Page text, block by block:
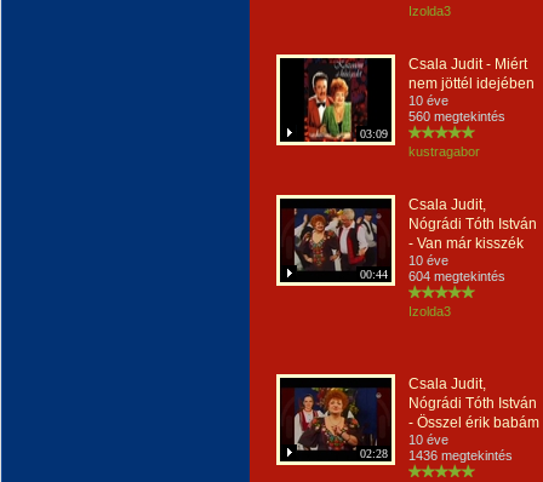
Izolda3
03:09
Csala Judit - Miért
nem jöttél idejében
10 éve
560 megtekintés
kustragabor
00:44
Csala Judit,
Nógrádi Tóth István
- Van már kisszék
10 éve
604 megtekintés
Izolda3
02:28
Csala Judit,
Nógrádi Tóth István
- Összel érik babám
10 éve
1436 megtekintés